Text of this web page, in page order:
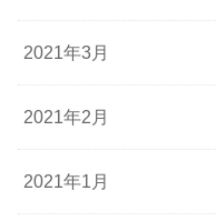
2021年3月
2021年2月
2021年1月